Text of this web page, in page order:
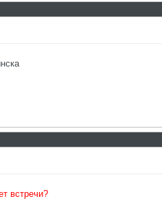
встречи?